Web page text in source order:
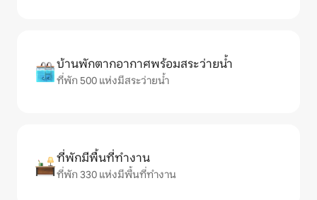
บ้านพักตากอากาศพร้อมสระว่ายน้ำ
ที่พัก 500 แห่งมีสระว่ายน้ำ
ที่พักมีพื้นที่ทำงาน
ที่พัก 330 แห่งมีพื้นที่ทำงาน